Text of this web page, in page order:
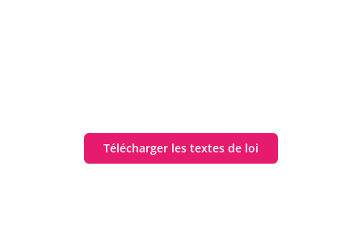
Télécharger les textes de loi